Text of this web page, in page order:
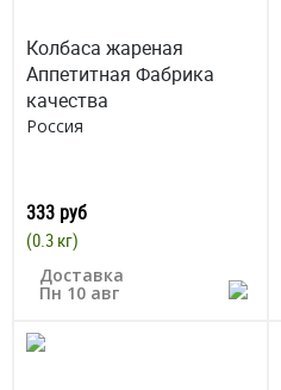
Колбаса жареная
Аппетитная Фабрика
качества
Россия
333 руб
(0.3 кг)
Доставка
Пн 10 авг